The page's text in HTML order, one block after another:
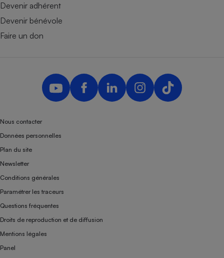
Devenir adhérent
Devenir bénévole
Faire un don
Nous contacter
Données personnelles
Plan du site
Newsletter
Conditions générales
Paramétrer les traceurs
Questions fréquentes
Droits de reproduction et de diffusion
Mentions légales
Panel